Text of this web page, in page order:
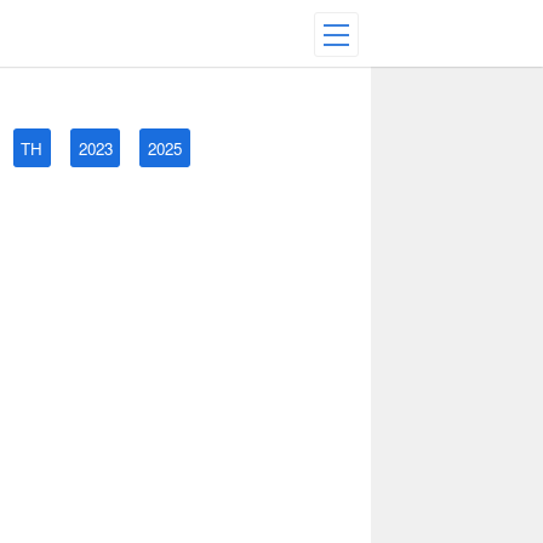
TH 2023 2025